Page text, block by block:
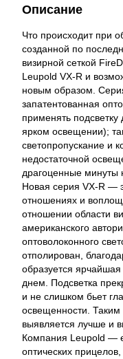
Описание
Что происходит при
созданной по
визирной сеткой
Leupold VX-R и
новым образом.
запатентованная
применять
ярком освещении);
светопропускание и
недостаточной
драгоценные минуты
Новая серия VX-R —
отношениях и
отношении области
американского
оптоволоконного
отполирован,
образуется ярчайшая
днем. Подсветка
и не слишком бьет
освещенности.
выявляется лучше и
Компания Leupold —
оптических